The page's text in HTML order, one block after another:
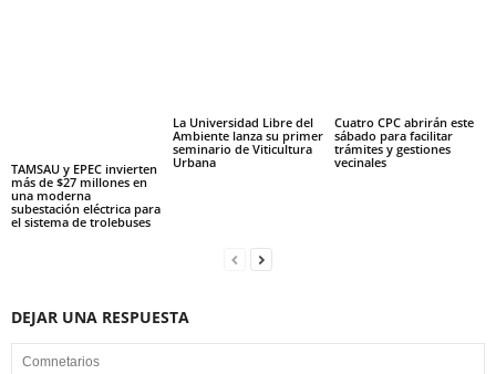
TAMSAU y EPEC invierten
más de $27 millones en
una moderna
subestación eléctrica para
el sistema de trolebuses
La Universidad Libre del
Ambiente lanza su primer
seminario de Viticultura
Urbana
Cuatro CPC abrirán este
sábado para facilitar
trámites y gestiones
vecinales
DEJAR UNA RESPUESTA